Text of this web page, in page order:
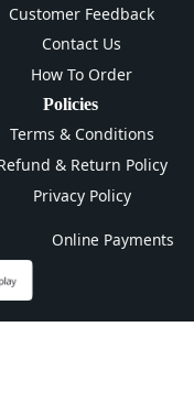
Customer Feedback
Contact Us
How To Order
Policies
Terms & Conditions
& Return Policy
Privacy Policy
Online Payments